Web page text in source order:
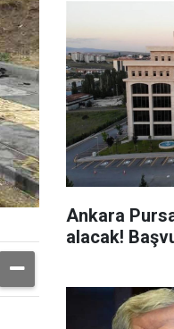
Ankara
alacak!